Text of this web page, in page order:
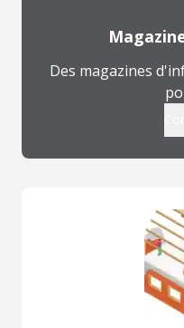
Des magazines